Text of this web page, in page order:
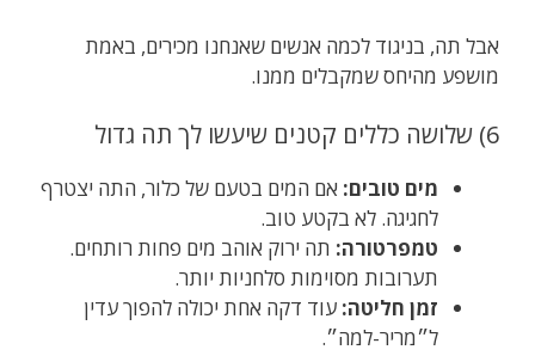
אבל תה, בניגוד לכמה אנשים שאנחנו מכירים, באמת
מושפע מהיחס שמקבלים ממנו.
6) שלושה כללים קטנים שיעשו לך תה גדול
מים טובים: אם המים בטעם של כלור, התה יצטרף
לחגיגה. לא בקטע טוב.
טמפרטורה: תה ירוק אוהב מים פחות רותחים.
תערובות מסוימות סלחניות יותר.
זמן חליטה: עוד דקה אחת יכולה להפוך עדין
ל״מריר-למה״.